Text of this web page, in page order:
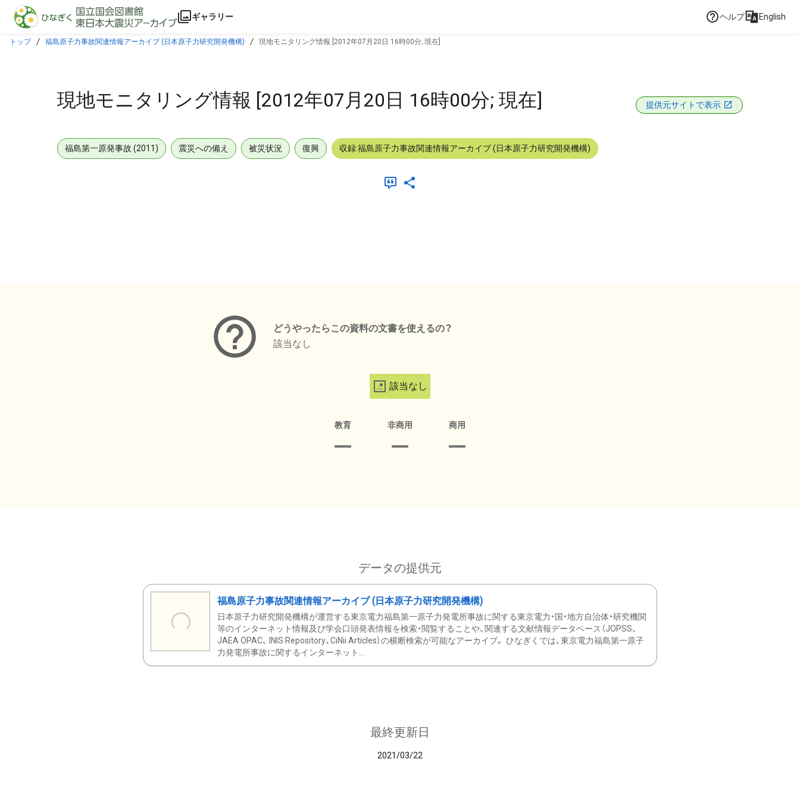
本文に飛ぶ
ギャラリー ヘルプ English
トップ 福島原子力事故関連情報アーカイブ (日本原子力研究開発機構) 現地モニタリング情報 [2012年07月20日 16時00分; 現在]
現地モニタリング情報 [2012年07月20日 16時00分; 現在] 提供元サイトで表示
福島第一原発事故 (2011) 震災への備え 被災状況 復興 収録:福島原子力事故関連情報アーカイブ (日本原子力研究開発機構)
どうやったらこの資料の文書を使えるの？
該当なし
該当なし
教育 非商用 商用
データの提供元
福島原子力事故関連情報アーカイブ (日本原子力研究開発機構)
日本原子力研究開発機構が運営する東京電力福島第一原子力発電所事故に関する東京電力・国・地方自治体・研究機関
等のインターネット情報及び学会口頭発表情報を検索・閲覧することや、関連する文献情報データベース（JOPSS、
JAEA OPAC、 INIS Repository、CiNii Articles）の横断検索が可能なアーカイブ。 ひなぎくでは、東京電力福島第一原子
力発電所事故に関するインターネット...
最終更新日
2021/03/22